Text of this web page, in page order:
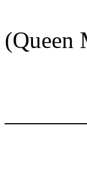
(Queen